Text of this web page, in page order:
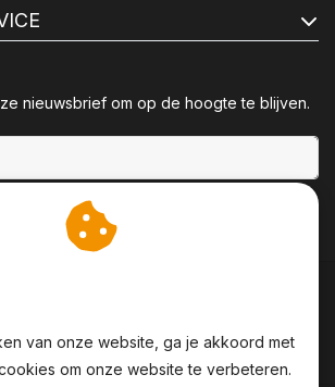
nieuwsbrief om op de hoogte te blijven.
van onze website, ga je akkoord met
om onze website te verbeteren.